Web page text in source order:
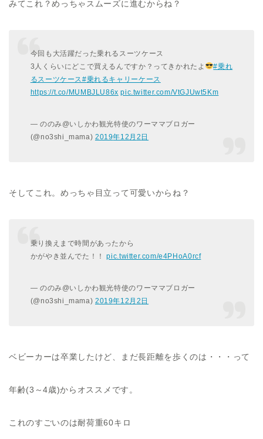
みてこれ？めっちゃスムーズに進むからね？
今回も大活躍だった乗れるスーツケース
3人くらいにどこで買えるんですか？ってきかれたよ
#乗れ
るスーツケース#乗れるキャリーケース
https://t.co/MUMBJLU86x pic.twitter.com/VtGJUwt5Km
— ののみ@いしかわ観光特使のワーママブロガー
(@no3shi_mama) 2019年12 月 2 日
そしてこれ。めっちゃ目立って可愛いからね？
乗り換えまで時間があったから
かがやき並んでた！！pic.twitter.com/e4PHoA0rcf
— ののみ@いしかわ観光特使のワーママブロガー
(@no3shi_mama) 2019年12 月 2 日
ベビーカーは卒業したけど、まだ長距離を歩くのは・・・って
年齢(3～4歳)からオススメです。
これのすごいのは耐荷重60キロ